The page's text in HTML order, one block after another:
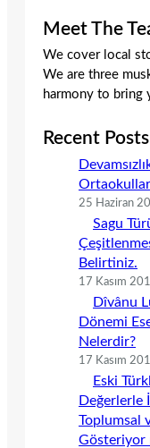
Meet The
We cover local
We are three
harmony to bring
Recent Posts
25 Haziran
Sagu
Belirtiniz.
17 Kasım
Dîvânu
Dönemi
Nelerdir?
17 Kasım
Eski
Değerlerle
Toplumsal
Gösteriyor